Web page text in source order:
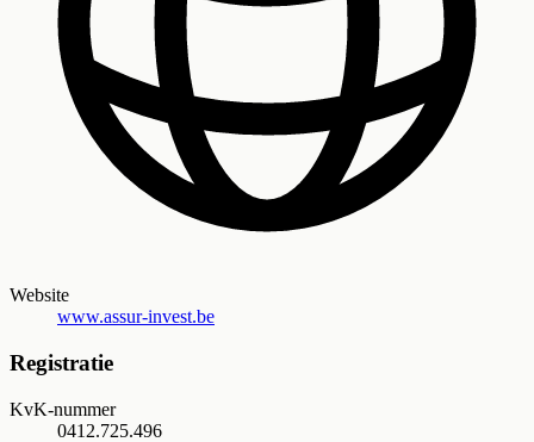
Website
www.assur-invest.be
Registratie
KvK-nummer
0412.725.496